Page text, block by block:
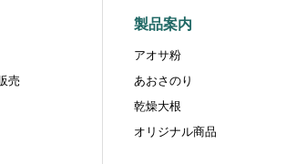
売
製品案内
アオサ粉
あおさのり
乾燥大根
オリジナル商品